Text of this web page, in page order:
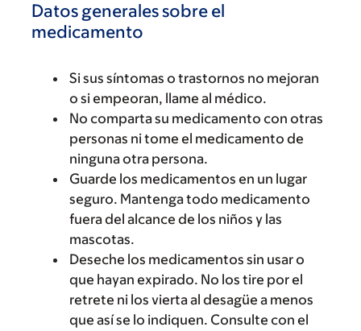
Datos generales sobre el
medicamento
Si sus síntomas o trastornos no mejoran
o si empeoran, llame al médico.
No comparta su medicamento con otras
personas ni tome el medicamento de
ninguna otra persona.
Guarde los medicamentos en un lugar
seguro. Mantenga todo medicamento
fuera del alcance de los niños y las
mascotas.
Deseche los medicamentos sin usar o
que hayan expirado. No los tire por el
retrete ni los vierta al desagüe a menos
que así se lo indiquen. Consulte con el